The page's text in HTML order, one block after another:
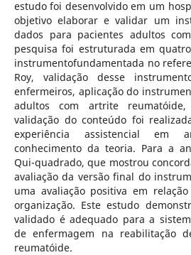
estudo foi desenvolvido em um
objetivo elaborar e validar um
dados para pacientes adultos
pesquisa foi estruturada em
instrumentofundamentada no
Roy, validação desse
enfermeiros, aplicação do
adultos com artrite
validação do conteúdo foi
experiência assistencial em
conhecimento da teoria. Para a
Qui-quadrado, que mostrou
avaliação da versão final do
uma avaliação positiva em
organização. Este estudo
validado é adequado para a
de enfermagem na reabilitação
reumatóide.